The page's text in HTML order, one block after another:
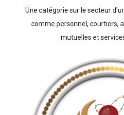
Une catégorie sur le secteur
comme personnel, courtiers,
mutuelles et